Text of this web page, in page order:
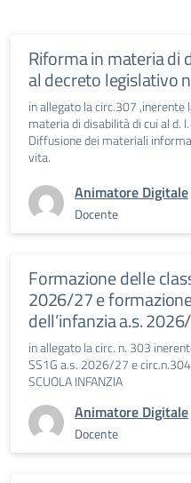
Riforma in materia di
al decreto legislativo
in allegato la circ.307 ,inerente
materia di disabilità di cui al d.
Diffusione dei materiali
vita.
Animatore Digitale
Docente
Formazione delle
2026/27 e
dell’infanzia a.s.
in allegato la circ. n. 303
SS1G a.s. 2026/27 e
SCUOLA INFANZIA
Animatore Digitale
Docente